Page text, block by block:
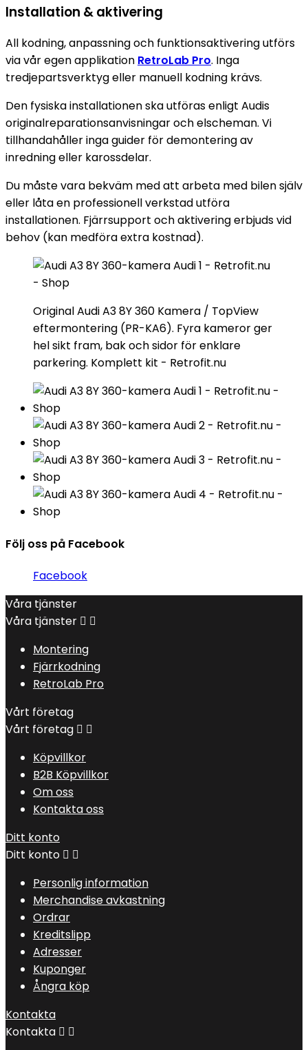
Installation & aktivering
All kodning, anpassning och funktionsaktivering utförs
via vår egen applikation RetroLab Pro. Inga
tredjepartsverktyg eller manuell kodning krävs.
Den fysiska installationen ska utföras enligt Audis
originalreparationsanvisningar och elscheman. Vi
tillhandahåller inga guider för demontering av
inredning eller karossdelar.
Du måste vara bekväm med att arbeta med bilen själv
eller låta en professionell verkstad utföra
installationen. Fjärrsupport och aktivering erbjuds vid
behov (kan medföra extra kostnad).
Original Audi A3 8Y 360 Kamera / TopView
eftermontering (PR-KA6). Fyra kameror ger
hel sikt fram, bak och sidor för enklare
parkering. Komplett kit - Retrofit.nu
Följ oss på Facebook
Facebook
Våra tjänster
Våra tjänster  
Montering
Fjärrkodning
RetroLab Pro
Vårt företag
Vårt företag  
Köpvillkor
B2B Köpvillkor
Om oss
Kontakta oss
Ditt konto
Ditt konto  
Personlig information
Merchandise avkastning
Ordrar
Kreditslipp
Adresser
Kuponger
Ångra köp
Kontakta
Kontakta  